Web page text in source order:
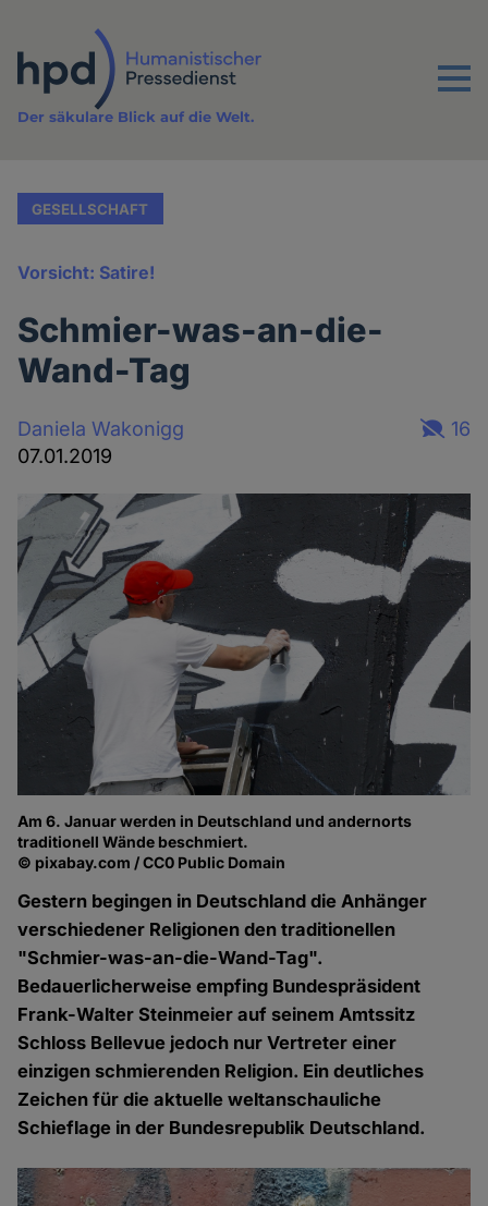
Inhalt
Menu
Der säkulare Blick auf die Welt.
GESELLSCHAFT
Vorsicht: Satire!
Schmier-was-an-die-
Wand-Tag
Daniela Wakonigg
07.01.2019
16
Am 6. Januar werden in Deutschland und andernorts
traditionell Wände beschmiert.
© pixabay.com / CC0 Public Domain
Gestern begingen in Deutschland die Anhänger
verschiedener Religionen den traditionellen
"Schmier-was-an-die-Wand-Tag".
Bedauerlicherweise empfing Bundespräsident
Frank-Walter Steinmeier auf seinem Amtssitz
Schloss Bellevue jedoch nur Vertreter einer
einzigen schmierenden Religion. Ein deutliches
Zeichen für die aktuelle weltanschauliche
Schieflage in der Bundesrepublik Deutschland.